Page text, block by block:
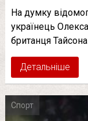
На думку
українець
британця
Детальніше
Спорт